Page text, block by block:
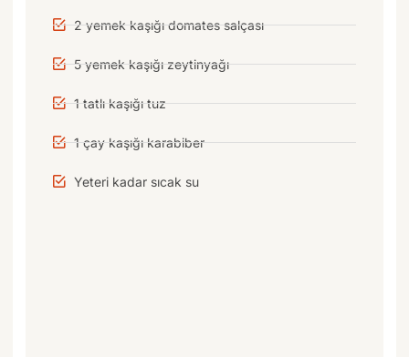
2 yemek kaşığı domates salçası
5 yemek kaşığı zeytinyağı
1 tatlı kaşığı tuz
1 çay kaşığı karabiber
Yeteri kadar sıcak su